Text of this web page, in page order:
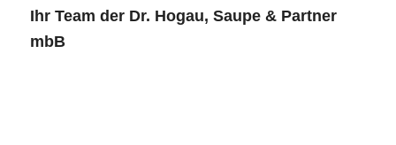
Ihr Team der Dr. Hogau, Saupe & Partner
mbB